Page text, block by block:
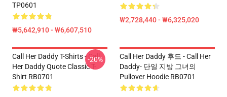
TP0601
₩5,642,910 - ₩6,607,510
₩2,728,440 - ₩6,325,020
Call Her Daddy T-Shirts - Call
Her Daddy Quote Classic T-
Shirt RB0701
-20%
Call Her Daddy 후드 - Call Her
Daddy- 단일 지방 그녀의
Pullover Hoodie RB0701